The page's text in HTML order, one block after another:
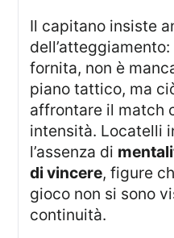
Il capitano insiste anche sul tema
fornita, non è
piano tattico, ma
affrontare il match
intensità. Locatelli
l’assenza di
di vincere, figure
gioco non si sono
continuità.